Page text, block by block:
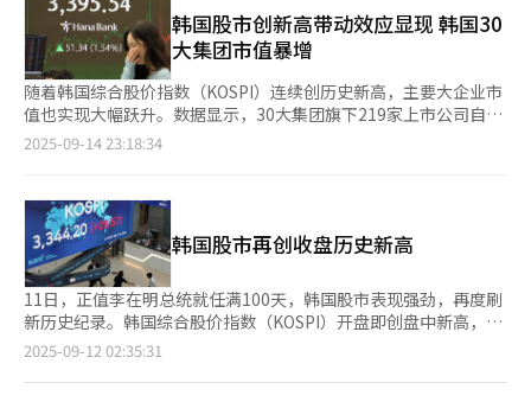
动的每周4.5天工作制并非简单的工时缩减，而是旨在重塑韩国的
劳动文化。政府还表示，未来将在此基础上逐步推进每周4天工作
制。 在此背景下，主要工会组织提出了更广泛的诉求，包括延长
法定退休年龄、废除工资峰值制、扩大基本工资范围等。 全国金
融产业工会已宣布将在本月26日举行大规模罢工，并将“全面引入
每周4.5天工作制”列为核心诉求。该工会的要求还包括加薪、扩
大招聘、延长法定退休年龄等。金融产业工会强调，这一制度不仅
的罢工。此次罢工源于劳资双方长达20轮的谈判未能取得实质进
展，工会组织了4.2万名成员在蔚山、全州、牙山等主要工厂采取
分时段停工，罢工行动将影响现代旗下所有车型的生产。 值得关
注的是，部分医疗机构已尝试更进一步的每周四天工作制。延世医
疗院和国立中央医疗院已在部分部门实行试点，初步反馈显示，制
度有助于降低离职率、提高工作满意度，呈现出积极效应。 然
而，经济界对该制度普遍持谨慎甚至忧虑态度。企业界人士表示，
期，适逢总统就任百日，国民力量党议员权性东的逮捕同意案获通
过，以及围绕“三大特检”的朝野协商破裂，政治局势混乱，对支
持率造成负面冲击。 与此同时，Real Meter在本月11日至12日对
1001名18岁以上选民进行的政党支持率调查显示，共同民主党为
44.3%，较上周下降0.3个百分点；国民力量党为36.4%，上升0.2
个百分点。民主党已连续两周下跌，而国民力量则连续三周小幅回
升，双方差距缩小至7.9个百分点。 其他政党中，改革新党支持率
2%。Real Meter指出，民主党在中间选民中的支持率明显下滑，
主要受党内在特检法案协商过程中出现意见分歧等内部矛盾影响；
相反，国民力量党在特检法案议题上采取强硬立场，获得一定“反
射利益”。
韩国股市创新高带动效应显现 韩国30
大集团市值暴增
随着韩国综合股价指数（KOSPI）连续创历史新高，主要大企业市
值也实现大幅跃升。数据显示，30大集团旗下219家上市公司自今
年年初以来，市值累计增长近600万亿韩元（约合人民币3万亿
亿韩元；而至本月10日，这一数字已攀升至2099.83万亿韩元，增
幅高达40%。 在30大集团中，除韩国Young Poong集团外，其余
29个集团市值均实现正增长。其中，三星、SK、现代汽车、LG、
HD现代等五大集团排名基本稳定，而其他25个集团的排名则发生
了较大变动。 其中，韩华集团表现最为亮眼，市值从44.81万亿韩
元飙升至118.16万亿韩元，增幅高达163.7%。韩华集团由此成功
跻身“百万亿俱乐部”，成为继三星、SK、现代汽车和LG之后第
五个突破市值100万亿韩元大关的集团。值得关注的是，韩华航空
航天和韩华海洋的市值增幅分别位列第三和第五名。 从市值规模
2025-09-14 23:18:34
韩国股市再创收盘历史新高
11日，正值李在明总统就任满100天，韩国股市表现强劲，再度刷
新历史纪录。韩国综合股价指数（KOSPI）开盘即创盘中新高，收
盘更是再创历史新纪录。 当天KOSPI指数收报3344.2点，较前一交
历史最高纪录（3314.53点），仅用一个交易日便再次改写纪录。
2025-09-12 02:35:31
页